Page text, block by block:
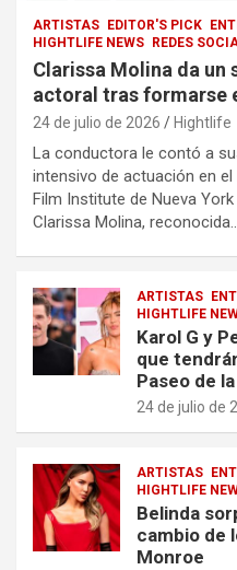
ARTISTAS EDITOR'S PICK
HIGHTLIFE NEWS
REDES
Clarissa Molina da un
actoral tras formarse
24 de julio de 2026 Hightlife
La conductora le contó a
intensivo de actuación en
Film Institute de Nueva
Clarissa Molina,
ARTISTAS
HIGHTLIFE
Karol G y
que
Paseo de
24 de julio de
ARTISTAS
HIGHTLIFE
Belinda
cambio de
Monroe